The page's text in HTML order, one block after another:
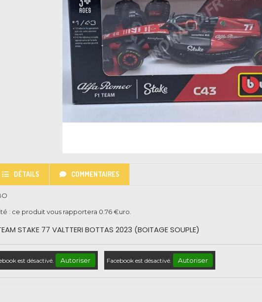
DÉTAILS COMMENTAIRES
: ce produit vous rapportera 0.76€uro.
STAKE 77 VALTTERI BOTTAS 2023 (BOITAGE SOUPLE)
est désactivé. Autoriser Facebook est désactivé. Autoriser